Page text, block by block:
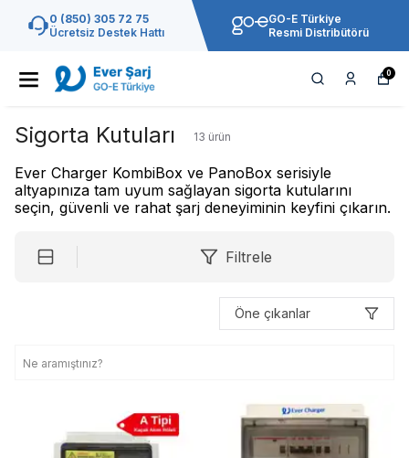
0 (850) 305 72 75
Ücretsiz Destek Hattı
GO-E Türkiye
Resmi Distribütörü
0
Sigorta Kutuları 13 ürün
Ever Charger KombiBox ve PanoBox serisiyle
altyapınıza tam uyum sağlayan sigorta kutularını
seçin, güvenli ve rahat şarj deneyiminin keyfini çıkarın.
Filtrele
Öne çıkanlar